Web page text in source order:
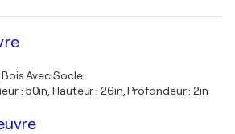
Avec Socle
: 50in, Hauteur : 26in, Profondeur : 2in